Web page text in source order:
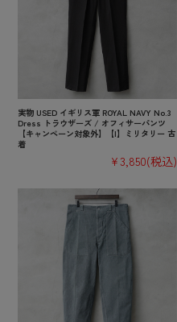
実物 USED イギリス軍 ROYAL NAVY No.3
Dress トラウザーズ / オフィサーパンツ
【キャンペーン対象外】【I】ミリタリー 古
着
¥3,850(税込)